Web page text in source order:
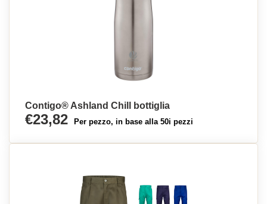
Contigo® Ashland Chill bottiglia
€23,82 Per pezzo, in base alla 50i pezzi